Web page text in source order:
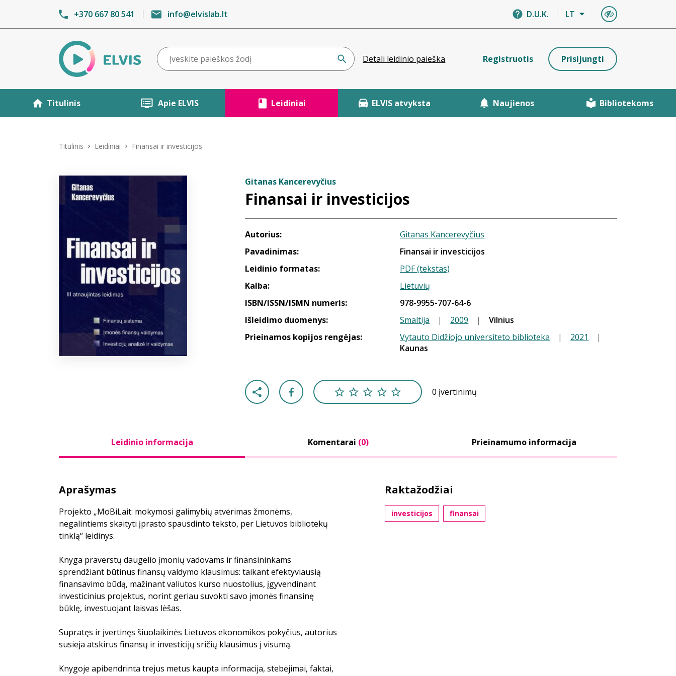
+370 667 80 541 info@elvislab.lt D.U.K. LT
Detali leidinio paieška Registruotis Prisijungti
Titulinis Apie ELVIS Leidiniai ELVIS atvyksta Naujienos Bibliotekoms
Titulinis Leidiniai Finansai ir investicijos
Gitanas Kancerevyčius
Finansai ir investicijos
Autorius:
Gitanas Kancerevyčius
Pavadinimas:
Finansai ir investicijos
Leidinio formatas:
PDF (tekstas)
Kalba:
Lietuvių
ISBN/ISSN/ISMN numeris:
978-9955-707-64-6
Išleidimo duomenys:
Smaltija | 2009 |
Vilnius
Prieinamos kopijos rengėjas:
Vytauto Didžiojo universiteto biblioteka | 2021
|
Kaunas
0 įvertinimų
Leidinio informacija Komentarai (0) Prieinamumo informacija
Aprašymas
Projekto „MoBiLait: mokymosi galimybių atvėrimas žmonėms,
negalintiems skaityti įprasto spausdinto teksto, per Lietuvos bibliotekų
tinklą“ leidinys.
Knyga praverstų daugelio įmonių vadovams ir finansininkams
sprendžiant būtinus finansų valdymo klausimus: taikant efektyviausią
finansavimo būdą, mažinant valiutos kurso nuostolius, įgyvendinant
investicinius projektus, norint geriau suvokti savo įmonės finansinę
būklę, investuojant laisvas lėšas.
Supratęs ir įvertinęs šiuolaikinės Lietuvos ekonomikos pokyčius, autorius
susieja atskirus finansų ir investicijų sričių klausimus į visumą.
Knygoje apibendrinta trejus metus kaupta informacija, stebėjimai, faktai,
Raktažodžiai
investicijos finansai